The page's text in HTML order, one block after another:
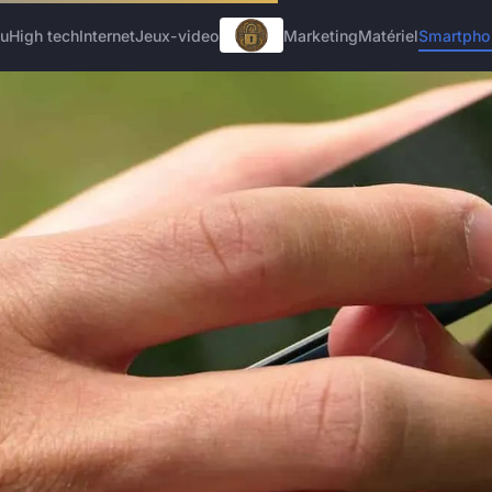
High techInternetJeux-video MarketingMatériel